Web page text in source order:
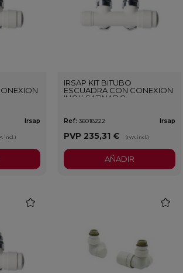
Irsap
incl.)
IRSAP KIT BITUBO
ESCUADRA CON CONEXION
INOX SATINADO
Ref: 36018222 Irsap
PVP 235,31 € (IVA incl.)
AÑADIR